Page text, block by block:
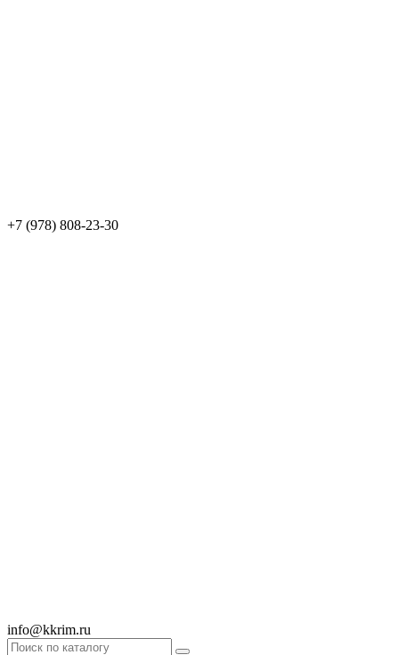
+7 (978) 808-23-30
info@kkrim.ru